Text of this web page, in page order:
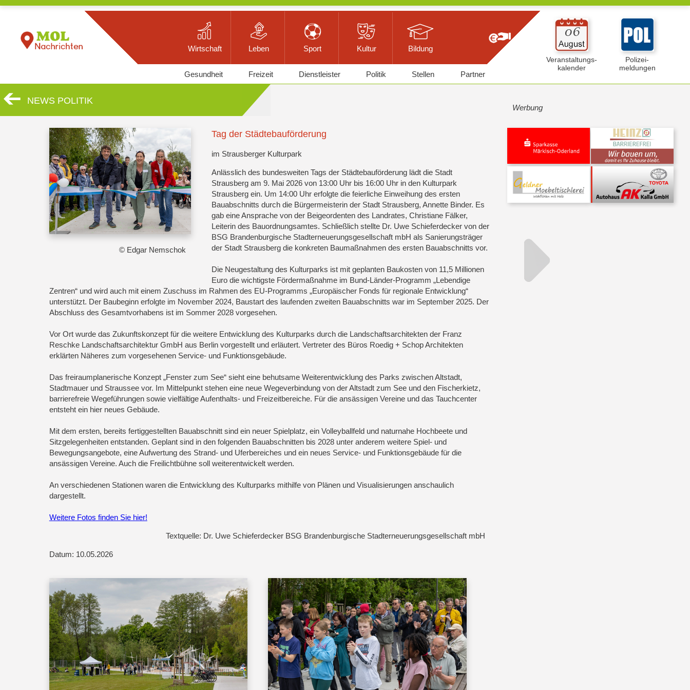
Wirtschaft Leben Sport Kultur Bildung
Veranstaltungs-
kalender
Polizei-
meldungen
Gesundheit Freizeit Dienstleister Politik Stellen Partner
NEWS POLITIK
© Edgar Nemschok
Tag der Städtebauförderung
im Strausberger Kulturpark
Anlässlich des bundesweiten Tags der Städtebauförderung lädt die Stadt
Strausberg am 9. Mai 2026 von 13:00 Uhr bis 16:00 Uhr in den Kulturpark
Strausberg ein. Um 14:00 Uhr erfolgte die feierliche Einweihung des ersten
Bauabschnitts durch die Bürgermeisterin der Stadt Strausberg, Annette Binder. Es
gab eine Ansprache von der Beigeordenten des Landrates, Christiane Fälker,
Leiterin des Bauordnungsamtes. Schließlich stellte Dr. Uwe Schieferdecker von der
BSG Brandenburgische Stadterneuerungsgesellschaft mbH als Sanierungsträger
der Stadt Strausberg die konkreten Baumaßnahmen des ersten Bauabschnitts vor.
Die Neugestaltung des Kulturparks ist mit geplanten Baukosten von 11,5 Millionen
Euro die wichtigste Fördermaßnahme im Bund-Länder-Programm „Lebendige
Zentren“ und wird auch mit einem Zuschuss im Rahmen des EU-Programms „Europäischer Fonds für regionale Entwicklung“
unterstützt. Der Baubeginn erfolgte im November 2024, Baustart des laufenden zweiten Bauabschnitts war im September 2025. Der
Abschluss des Gesamtvorhabens ist im Sommer 2028 vorgesehen.
Vor Ort wurde das Zukunftskonzept für die weitere Entwicklung des Kulturparks durch die Landschaftsarchitekten der Franz
Reschke Landschaftsarchitektur GmbH aus Berlin vorgestellt und erläutert. Vertreter des Büros Roedig + Schop Architekten
erklärten Näheres zum vorgesehenen Service- und Funktionsgebäude.
Das freiraumplanerische Konzept „Fenster zum See“ sieht eine behutsame Weiterentwicklung des Parks zwischen Altstadt,
Stadtmauer und Straussee vor. Im Mittelpunkt stehen eine neue Wegeverbindung von der Altstadt zum See und den Fischerkietz,
barrierefreie Wegeführungen sowie vielfältige Aufenthalts- und Freizeitbereiche. Für die ansässigen Vereine und das Tauchcenter
entsteht ein hier neues Gebäude.
Mit dem ersten, bereits fertiggestellten Bauabschnitt sind ein neuer Spielplatz, ein Volleyballfeld und naturnahe Hochbeete und
Sitzgelegenheiten entstanden. Geplant sind in den folgenden Bauabschnitten bis 2028 unter anderem weitere Spiel- und
Bewegungsangebote, eine Aufwertung des Strand- und Uferbereiches und ein neues Service- und Funktionsgebäude für die
ansässigen Vereine. Auch die Freilichtbühne soll weiterentwickelt werden.
An verschiedenen Stationen waren die Entwicklung des Kulturparks mithilfe von Plänen und Visualisierungen anschaulich
dargestellt.
Weitere Fotos finden Sie hier!
Textquelle: Dr. Uwe Schieferdecker BSG Brandenburgische Stadterneuerungsgesellschaft mbH
Datum: 10.05.2026
Werbung